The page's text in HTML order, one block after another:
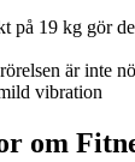
på 19 kg gör
är inte
vibration
om